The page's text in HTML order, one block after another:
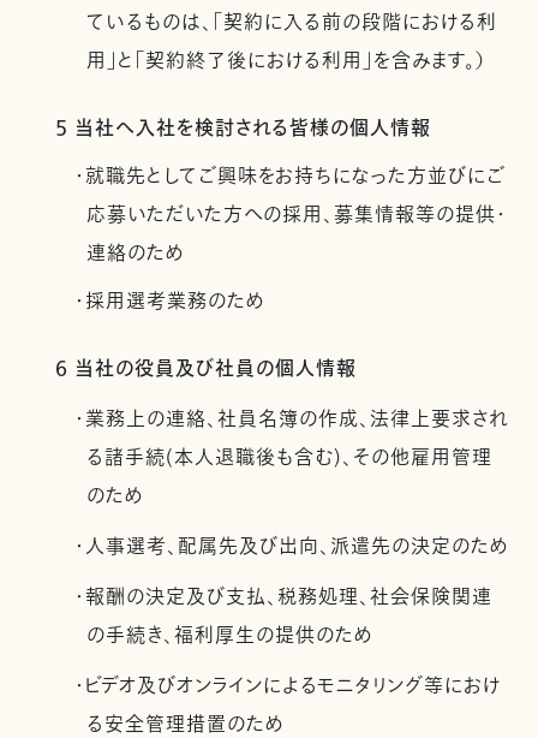
ているものは、「契約に入る前の段階における利
用」と「契約終了後における利用」を含みます。）
5 当社へ入社を検討される皆様の個人情報
・就職先としてご興味をお持ちになった方並びにご
応募いただいた方への採用、募集情報等の提供・
連絡のため
・採用選考業務のため
6 当社の役員及び社員の個人情報
・業務上の連絡、社員名簿の作成、法律上要求され
る諸手続(本人退職後も含む)、その他雇用管理
のため
・人事選考、配属先及び出向、派遣先の決定のため
・報酬の決定及び支払、税務処理、社会保険関連
の手続き、福利厚生の提供のため
・ビデオ及びオンラインによるモニタリング等におけ
る安全管理措置のため